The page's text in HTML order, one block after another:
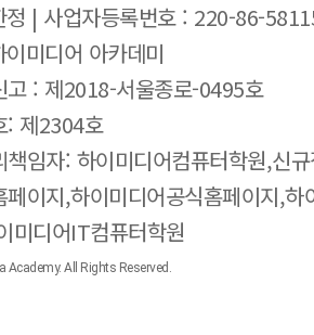
정 | 사업자등록번호 : 220-86-
미디어 아카데미
고 : 제2018-서울종로-0495호
: 제2304호
책임자: 하이미디어컴퓨터학원,신
페이지,하이미디어공식홈페이지,
미디어IT컴퓨터학원
Academy. All Rights Reserved.